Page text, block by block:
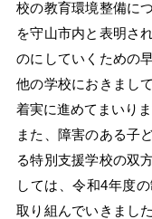
校の教育環境整備に
を守山市内と表明さ
のにしていくための
他の学校におきまし
着実に進めてまいりま
また、障害のある子
る特別支援学校の双
しては、令和4年度
取り組んでいきまし